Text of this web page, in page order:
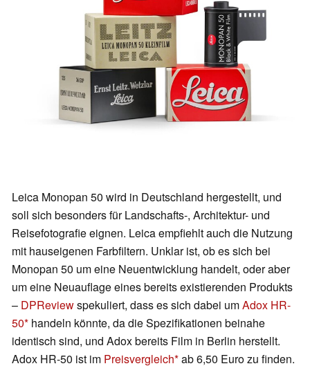
Leica Monopan 50 wird in Deutschland hergestellt, und
soll sich besonders für Landschafts-, Architektur- und
Reisefotografie eignen. Leica empfiehlt auch die Nutzung
mit hauseigenen Farbfiltern. Unklar ist, ob es sich bei
Monopan 50 um eine Neuentwicklung handelt, oder aber
um eine Neuauflage eines bereits existierenden Produkts
– DPReviewspekuliert, dass es sich dabei umAdox HR-
50 handeln könnte, da die Spezifikationen beinahe
identisch sind, und Adox bereits Film in Berlin herstellt.
Adox HR-50 ist im Preisvergleich ab 6,50 Euro zu finden.